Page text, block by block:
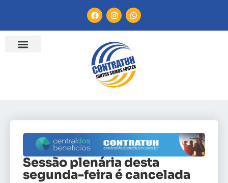
Sessão plenária desta
segunda-feira é cancelada